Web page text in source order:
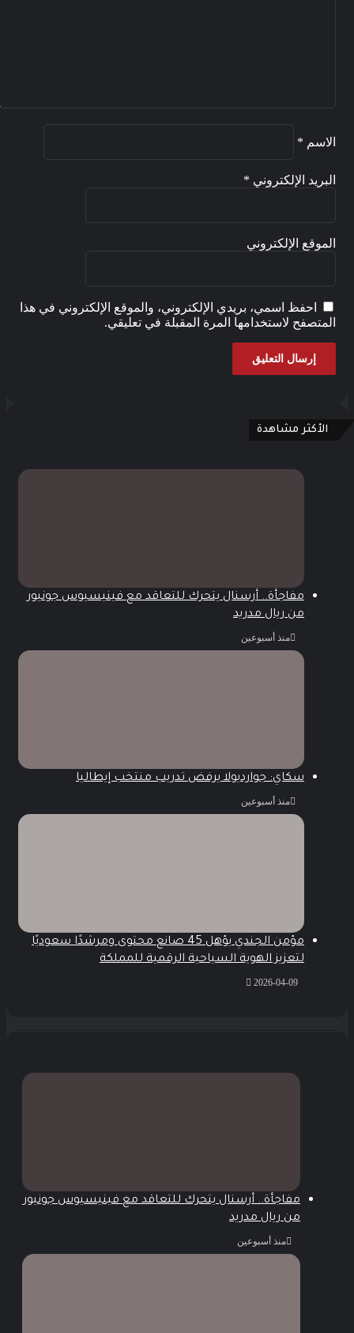
الاسم *
البريد الإلكتروني *
الموقع الإلكتروني
احفظ اسمي، بريدي الإلكتروني، والموقع الإلكتروني في هذا
المتصفح لاستخدامها المرة المقبلة في تعليقي.
الأكثر مشاهدة
مفاجأة.. أرسنال يتحرك للتعاقد مع فينيسيوس جونيور
من ريال مدريد
منذ أسبوعين
سكاي: جوارديولا يرفض تدريب منتخب إيطاليا
منذ أسبوعين
مؤمن الجندي يؤهل 45 صانع محتوى ومرشدًا سعوديًا
لتعزيز الهوية السياحية الرقمية للمملكة
2026-04-09
مفاجأة.. أرسنال يتحرك للتعاقد مع فينيسيوس جونيور
من ريال مدريد
منذ أسبوعين